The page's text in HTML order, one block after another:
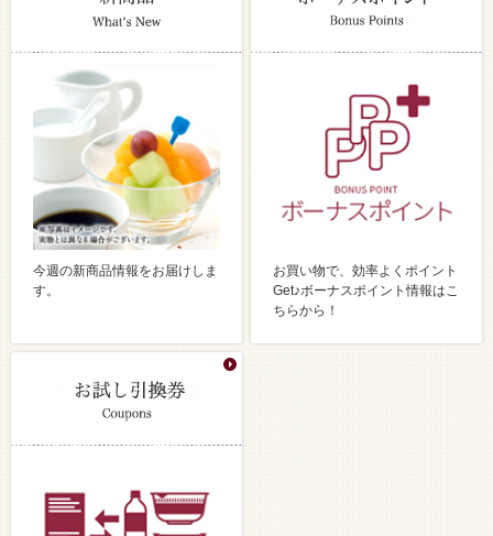
今週の新商品情報をお届けしま
す。
お買い物で、効率よくポイント
Get♪ボーナスポイント情報はこ
ちらから！